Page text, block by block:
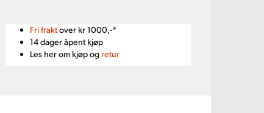
Fri fraktover kr 1000,-*
14 dager åpent kjøp
Les her om kjøp og retur